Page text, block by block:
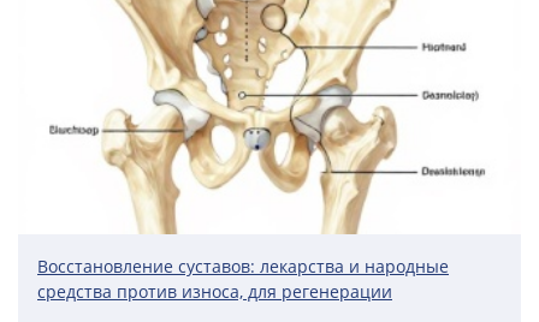
Восстановление суставов: лекарства и народные
средства против износа, для регенерации